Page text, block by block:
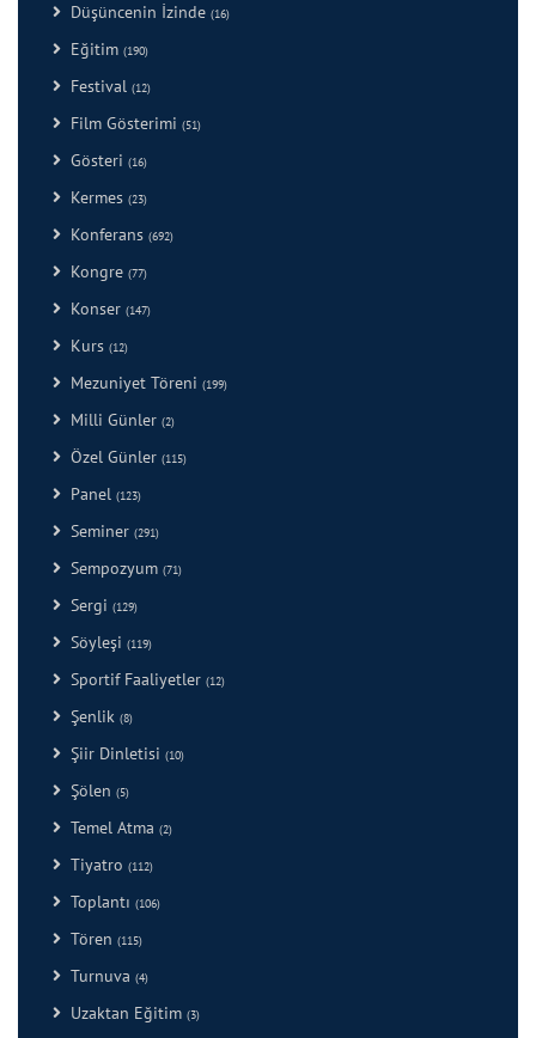
Düşüncenin İzinde (16)
Eğitim (190)
Festival (12)
Film Gösterimi (51)
Gösteri (16)
Kermes (23)
Konferans (692)
Kongre (77)
Konser (147)
Kurs (12)
Mezuniyet Töreni (199)
Milli Günler (2)
Özel Günler (115)
Panel (123)
Seminer (291)
Sempozyum (71)
Sergi (129)
Söyleşi (119)
Sportif Faaliyetler (12)
Şenlik (8)
Şiir Dinletisi (10)
Şölen (5)
Temel Atma (2)
Tiyatro (112)
Toplantı (106)
Tören (115)
Turnuva (4)
Uzaktan Eğitim (3)